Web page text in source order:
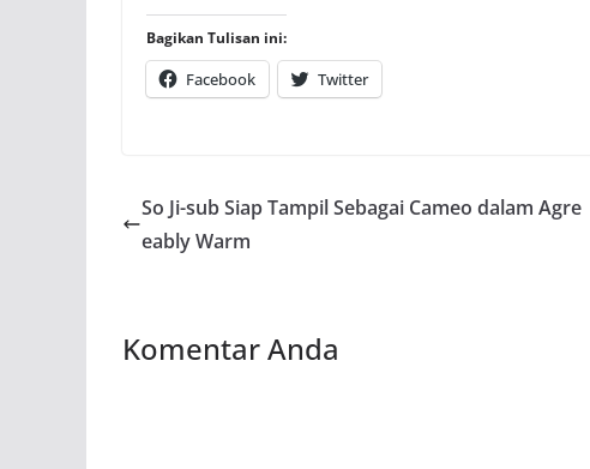
Bagikan Tulisan ini:
Facebook Twitter
So Ji-sub Siap Tampil Sebagai Cameo dalam Agre
eably Warm
Komentar Anda